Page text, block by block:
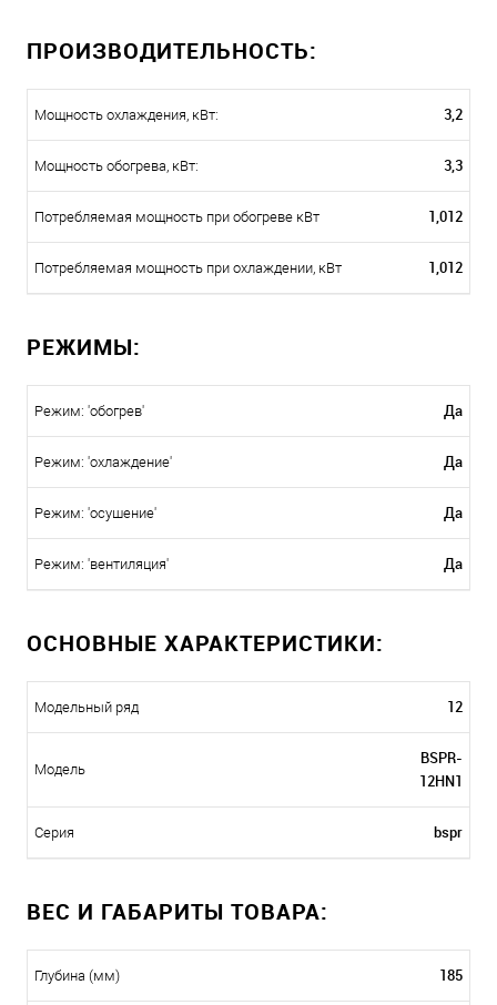
ПРОИЗВОДИТЕЛЬНОСТЬ:
Мощность охлаждения, кВт: 3,2
Мощность обогрева, кВт: 3,3
Потребляемая мощность при обогреве кВт 1,012
Потребляемая мощность при охлаждении, кВт 1,012
РЕЖИМЫ:
Режим: 'обогрев' Да
Режим: 'охлаждение' Да
Режим: 'осушение' Да
Режим: 'вентиляция' Да
ОСНОВНЫЕ ХАРАКТЕРИСТИКИ:
Модельный ряд 12
Модель
BSPR-
12HN1
Серия bspr
ВЕС И ГАБАРИТЫ ТОВАРА:
Глубина (мм) 185